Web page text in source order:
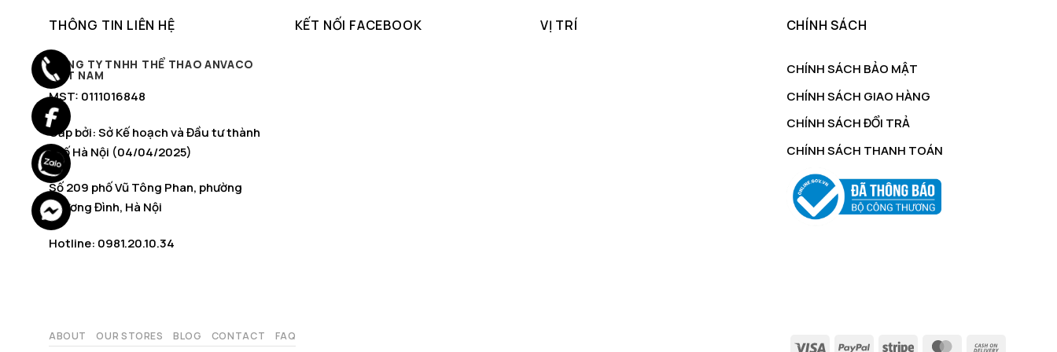
THÔNG TIN LIÊN HỆ
CÔNG TY TNHH THỂ THAO ANVACO
VIỆT NAM
MST: 0111016848
Cấp bởi: Sở Kế hoạch và Đầu tư thành
phố Hà Nội (04/04/2025)
Số 209 phố Vũ Tông Phan, phường
Khương Đình, Hà Nội
Hotline: 0981.20.10.34
KẾT NỐI FACEBOOK VỊ TRÍ CHÍNH SÁCH
CHÍNH SÁCH BẢO MẬT
CHÍNH SÁCH GIAO HÀNG
CHÍNH SÁCH ĐỔI TRẢ
CHÍNH SÁCH THANH TOÁN
ABOUT OUR STORES BLOG CONTACT FAQ